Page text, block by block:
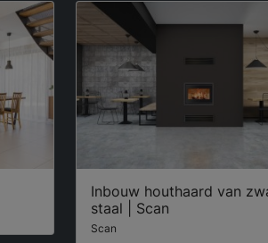
Inbouw houthaard van
staal | Scan
Scan